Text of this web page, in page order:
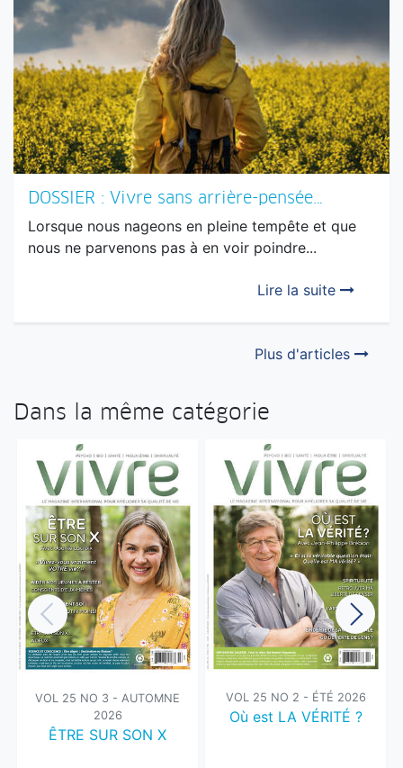
DOSSIER : Vivre sans arrière-pensée…
Lorsque nous nageons en pleine tempête et que
nous ne parvenons pas à en voir poindre...
Lire la suite
Plus d'articles
Dans la même catégorie
VOL 25 NO 3 - AUTOMNE
2026
ÊTRE SUR SON X
VOL 25 NO 2 - ÉTÉ 2026
Où est LA VÉRITÉ ?